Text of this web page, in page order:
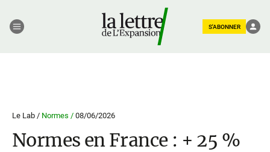
S'ABONNER
Le Lab / Normes / 08/06/2026
Normes en France : + 25 %